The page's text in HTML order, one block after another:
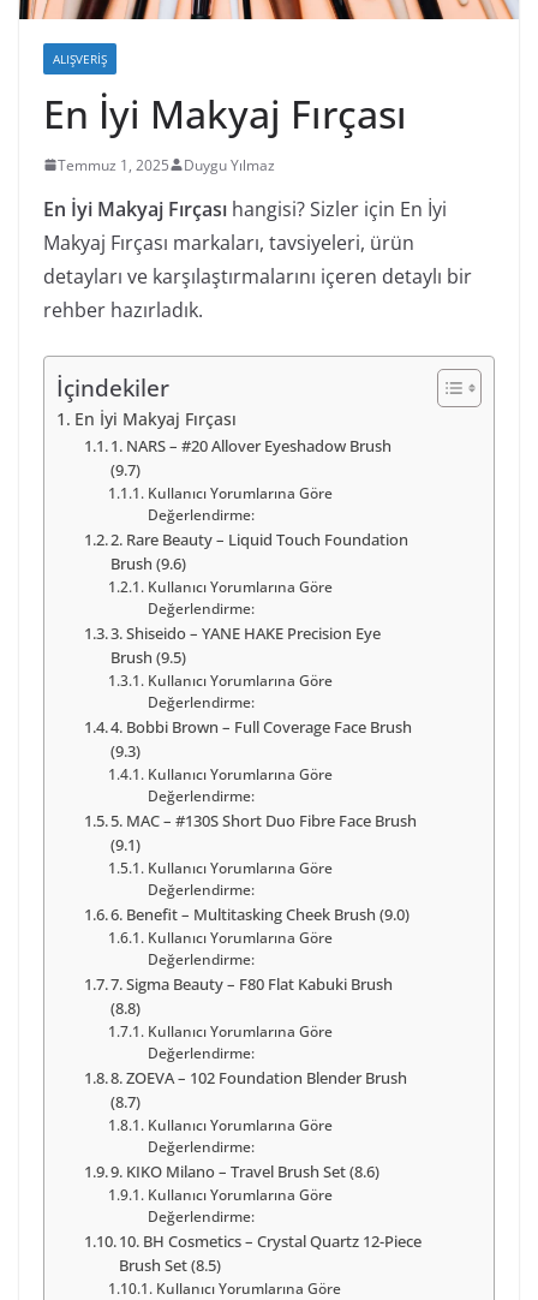
ALIŞVERIŞ
En İyi Makyaj Fırçası
Temmuz 1, 2025 Duygu Yılmaz
En İyi Makyaj Fırçası hangisi? Sizler için En İyi
Makyaj Fırçası markaları, tavsiyeleri, ürün
detayları ve karşılaştırmalarını içeren detaylı bir
rehber hazırladık.
İçindekiler
En İyi Makyaj Fırçası
1. NARS – #20 Allover Eyeshadow Brush
(9.7)
Kullanıcı Yorumlarına Göre
Değerlendirme:
2. Rare Beauty – Liquid Touch Foundation
Brush (9.6)
Kullanıcı Yorumlarına Göre
Değerlendirme:
3. Shiseido – YANE HAKE Precision Eye
Brush (9.5)
Kullanıcı Yorumlarına Göre
Değerlendirme:
4. Bobbi Brown – Full Coverage Face Brush
(9.3)
Kullanıcı Yorumlarına Göre
Değerlendirme:
5. MAC – #130S Short Duo Fibre Face Brush
(9.1)
Kullanıcı Yorumlarına Göre
Değerlendirme:
6. Benefit – Multitasking Cheek Brush (9.0)
Kullanıcı Yorumlarına Göre
Değerlendirme:
7. Sigma Beauty – F80 Flat Kabuki Brush
(8.8)
Kullanıcı Yorumlarına Göre
Değerlendirme:
8. ZOEVA – 102 Foundation Blender Brush
(8.7)
Kullanıcı Yorumlarına Göre
Değerlendirme:
9. KIKO Milano – Travel Brush Set (8.6)
Kullanıcı Yorumlarına Göre
Değerlendirme:
10. BH Cosmetics – Crystal Quartz 12-Piece
Brush Set (8.5)
Kullanıcı Yorumlarına Göre